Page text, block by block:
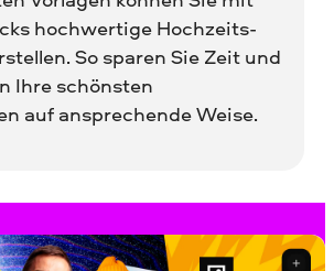
hochwertige Hochzeits-
So sparen Sie Zeit und
Ihre schönsten
auf ansprechende Weise.